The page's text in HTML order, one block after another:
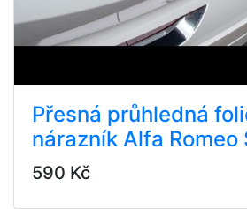
Přesná průhledná
nárazník Alfa Romeo
590 Kč